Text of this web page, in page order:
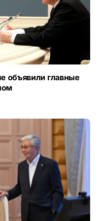
объявили главные